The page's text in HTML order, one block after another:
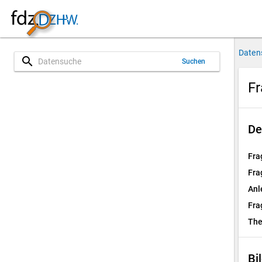
search Suchen